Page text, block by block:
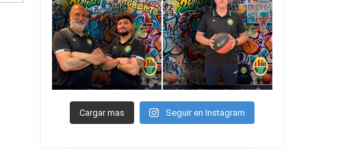
Cargar mas Seguir en Instagram